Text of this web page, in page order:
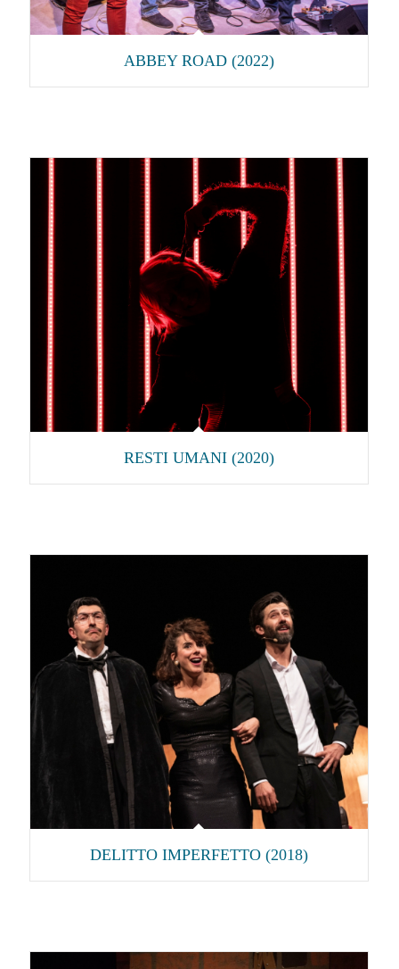
ABBEY ROAD (2022)
RESTI UMANI (2020)
DELITTO IMPERFETTO (2018)